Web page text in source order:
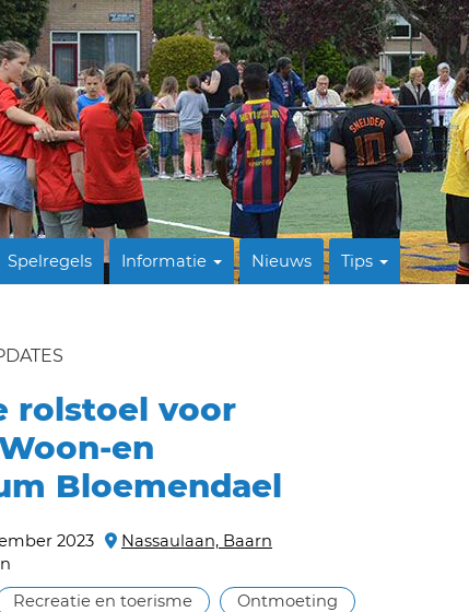
Spelregels Informatie Nieuws Tips
rolstoel voor
en
Bloemendael
2023
Nassaulaan, Baarn
Recreatie en toerisme Ontmoeting